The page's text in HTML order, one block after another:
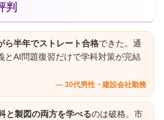
判
ら半年でストレート合格できた。通
とAI問題復習だけで学科対策が完結
— 30代男性・建設会社勤務
と製図の両方を学べるのは破格。市